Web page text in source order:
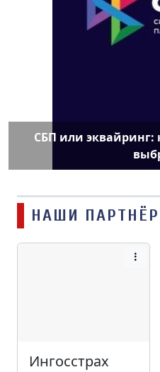
СБП или эквайринг:
НАШИ
Ингосстрах